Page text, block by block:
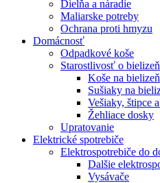
Dielňa a náradie
Maliarske potreby
Ochrana proti hmyzu
Domácnosť
Odpadkové koše
Starostlivosť o bielizeň
Koše na bielizeň
Sušiaky na
Vešiaky, štipce
Žehliace dosky
Upratovanie
Elektrické spotrebiče
Elektrospotrebiče do
Dalšie
Vysávače